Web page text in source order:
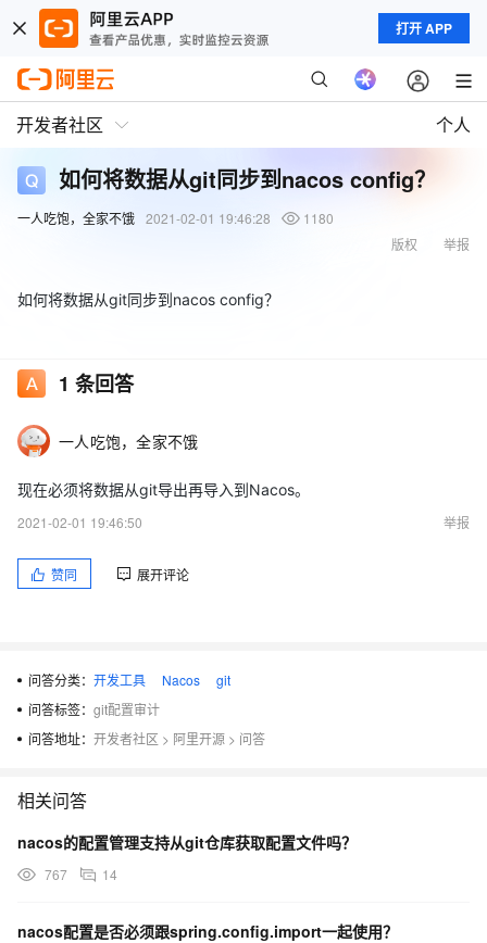
打开 APP
开发者社区 个人
如何将数据从git同步到nacos config？
一人吃饱，全家不饿 2021-02-01 19:46:28
1180
举报
版权
如何将数据从git同步到nacos config？
1 条回答
一人吃饱，全家不饿
现在必须将数据从git导出再导入到Nacos。
2021-02-01 19:46:50
举报
赞同 展开评论
问答分类： 开发工具 Nacos
git
问答标签： git配置审计
问答地址： 开发者社区 > 阿里开源 > 问答
相关问答
nacos的配置管理支持从git仓库获取配置文件吗？
767 14
nacos配置是否必须跟spring.config.import一起使用？